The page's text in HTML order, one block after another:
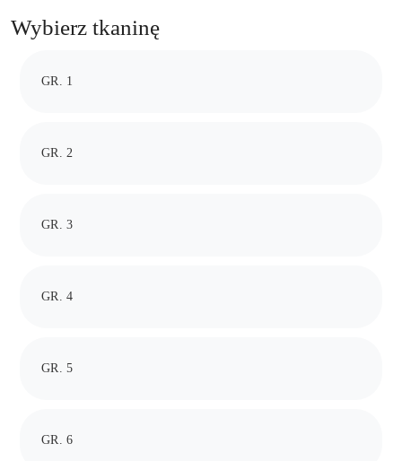
Wybierz tkaninę
GR. 1
GR. 2
GR. 3
GR. 4
GR. 5
GR. 6